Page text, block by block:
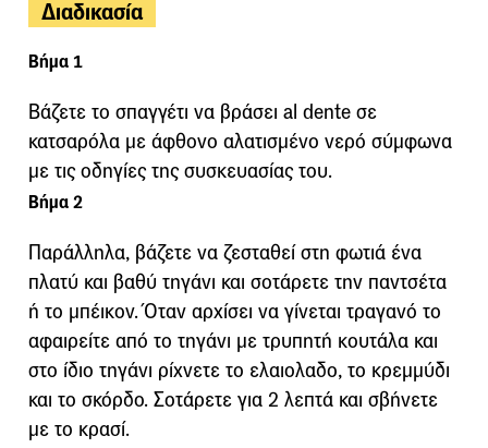
Διαδικασία
Βήμα 1
Βάζετε το σπαγγέτι να βράσει al dente σε
κατσαρόλα με άφθονο αλατισμένο νερό σύμφωνα
με τις οδηγίες της συσκευασίας του.
Βήμα 2
Παράλληλα, βάζετε να ζεσταθεί στη φωτιά ένα
πλατύ και βαθύ τηγάνι και σοτάρετε την παντσέτα
ή το μπέικον. Όταν αρχίσει να γίνεται τραγανό το
αφαιρείτε από το τηγάνι με τρυπητή κουτάλα και
στο ίδιο τηγάνι ρίχνετε το ελαιολαδο, το κρεμμύδι
και το σκόρδο. Σοτάρετε για 2 λεπτά και σβήνετε
με το κρασί.